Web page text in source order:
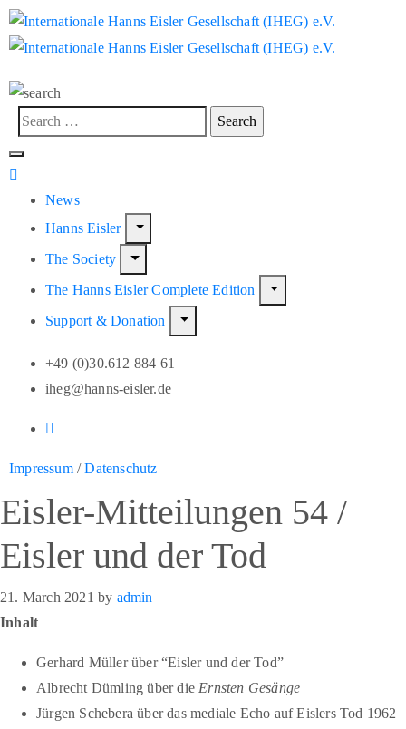
News
Hanns Eisler
The Society
The Hanns Eisler Complete Edition
Support & Donation
+49 (0)30.612 884 61
iheg@hanns-eisler.de
Impressum/Datenschutz
Eisler-Mitteilungen 54 /
Eisler und der Tod
21. March 2021 by admin
Inhalt
Gerhard Müller über “Eisler und der Tod”
Albrecht Dümling über die Ernsten Gesänge
Jürgen Schebera über das mediale Echo auf Eislers Tod 1962